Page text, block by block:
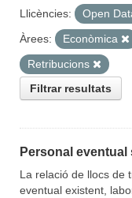
Llicències:
Open
Àrees:
Econòmica
Retribucions
Filtrar resultats
Personal eventual
La relació de llocs de
eventual existent,